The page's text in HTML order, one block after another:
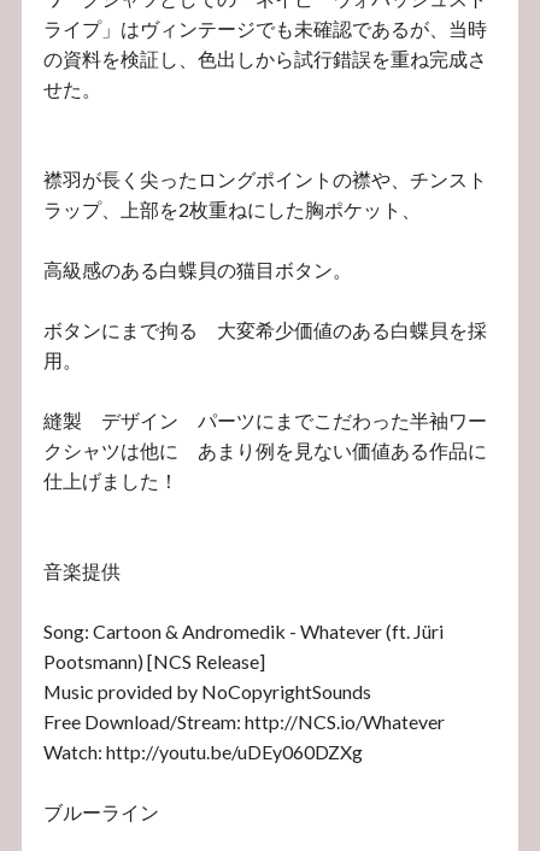
ライプ」はヴィンテージでも未確認であるが、当時
の資料を検証し、色出しから試行錯誤を重ね完成さ
せた。
襟羽が長く尖ったロングポイントの襟や、チンスト
ラップ、上部を2枚重ねにした胸ポケット、
高級感のある白蝶貝の猫目ボタン。
ボタンにまで拘る 大変希少価値のある白蝶貝を採
用。
縫製 デザイン パーツにまでこだわった半袖ワー
クシャツは他に あまり例を見ない価値ある作品に
仕上げました！
音楽提供
Song: Cartoon & Andromedik - Whatever (ft. Jüri
Pootsmann) [NCS Release]
Music provided by NoCopyrightSounds
Free Download/Stream: http://NCS.io/Whatever
Watch: http://youtu.be/uDEy060DZXg
ブルーライン